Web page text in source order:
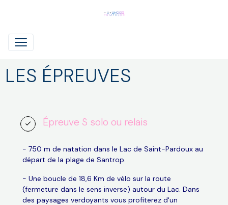
LES ÉPREUVES
Épreuve S solo ou relais
- 750 m de natation dans le Lac de Saint-Pardoux au
départ de la plage de Santrop.
- Une boucle de 18,6 Km de vélo sur la route
(fermeture dans le sens inverse) autour du Lac. Dans
des paysages verdoyants vous profiterez d'un